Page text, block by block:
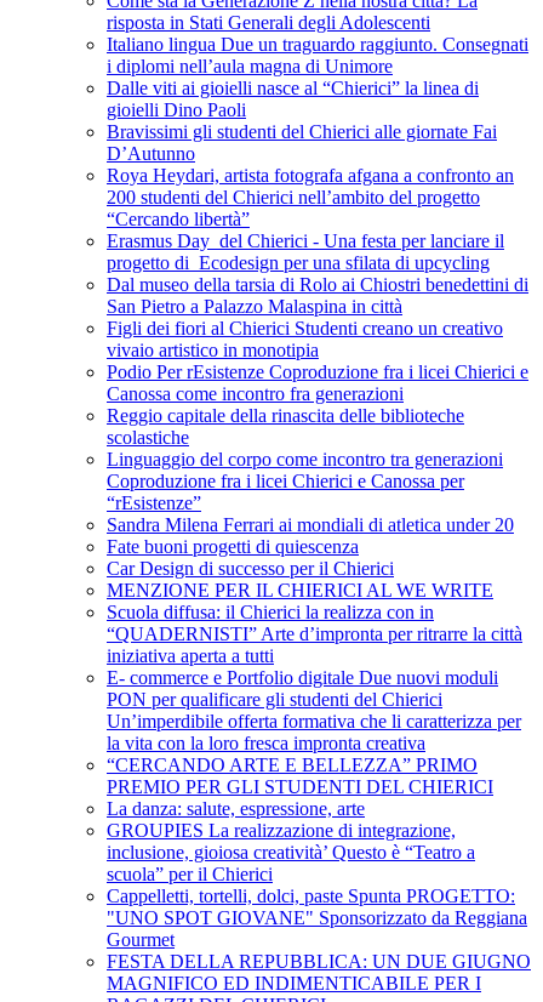
risposta in Stati Generali degli Adolescenti
Italiano lingua Due un traguardo raggiunto. Consegnati
i diplomi nell’aula magna di Unimore
Dalle viti ai gioielli nasce al “Chierici” la linea di
gioielli Dino Paoli
Bravissimi gli studenti del Chierici alle giornate Fai
D’Autunno
Roya Heydari, artista fotografa afgana a confronto an
200 studenti del Chierici nell’ambito del progetto
“Cercando libertà”
Erasmus Day del Chierici - Una festa per lanciare il
progetto di Ecodesign per una sfilata di upcycling
Dal museo della tarsia di Rolo ai Chiostri benedettini di
San Pietro a Palazzo Malaspina in città
Figli dei fiori al Chierici Studenti creano un creativo
vivaio artistico in monotipia
Podio Per rEsistenze Coproduzione fra i licei Chierici e
Canossa come incontro fra generazioni
Reggio capitale della rinascita delle biblioteche
scolastiche
Linguaggio del corpo come incontro tra generazioni
Coproduzione fra i licei Chierici e Canossa per
“rEsistenze”
Sandra Milena Ferrari ai mondiali di atletica under 20
Fate buoni progetti di quiescenza
Car Design di successo per il Chierici
MENZIONE PER IL CHIERICI AL WE WRITE
Scuola diffusa: il Chierici la realizza con in
“QUADERNISTI” Arte d’impronta per ritrarre la città
iniziativa aperta a tutti
E- commerce e Portfolio digitale Due nuovi moduli
PON per qualificare gli studenti del Chierici
Un’imperdibile offerta formativa che li caratterizza per
la vita con la loro fresca impronta creativa
“CERCANDO ARTE E BELLEZZA” PRIMO
PREMIO PER GLI STUDENTI DEL CHIERICI
La danza: salute, espressione, arte
GROUPIES La realizzazione di integrazione,
inclusione, gioiosa creatività’ Questo è “Teatro a
scuola” per il Chierici
Cappelletti, tortelli, dolci, paste Spunta PROGETTO:
"UNO SPOT GIOVANE" Sponsorizzato da Reggiana
Gourmet
FESTA DELLA REPUBBLICA: UN DUE GIUGNO
MAGNIFICO ED INDIMENTICABILE PER I